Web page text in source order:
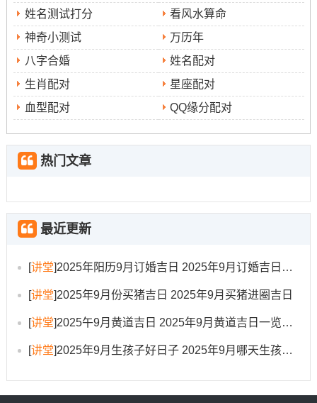
选择五行属土（土生金）或属水（金生水）的日子更为有
利。9月8日五行属土。
与年份五行相生；9月1日五行属水- 能年份金生；这些都是
相辅相成的好选择。尽量避开重大节气转换时期，原因是
当下气场变化较大、可能不够稳定...
八字进行综合判断。由于每个人的八字命理都不相同;由此
可见对于个人在2025年9月的生孩子吉日还需要结合命主
传统习俗
度重视。选择吉日生子源于古人"天人合一"的哲学观念，
认为人与自然环境、宇宙时序应和谐共振,在合适的时间点
好的生命基础...
传统上认为在吉日吉时出生的孩子 -能够得到星宿的庇佑
天生有更好的运势与性格.在天德日出生的孩子被认为品德
高尚 在玉堂日出生的孩子则可能才华出众...
姓名测试打分
看风水算命
神奇小测试
万历年
八字合婚
姓名配对
生肖配对
星座配对
血型配对
QQ缘分配对
热门文章
最近更新
[讲堂]2025年阳历9月订婚吉日 2025年9月订婚吉日有哪几天
[讲堂]2025年9月份买猪吉日 2025年9月买猪进圈吉日
[讲堂]2025午9月黄道吉日 2025年9月黄道吉日一览表大全
[讲堂]2025年9月生孩子好日子 2025年9月哪天生孩子比较好